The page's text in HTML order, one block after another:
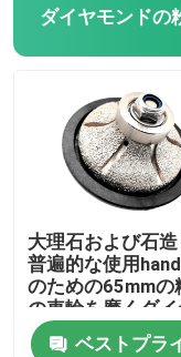
ダイヤモンドの
大理石および石
普遍的な使用
のための65mmの
の車輪を磨くダイ
ンド
ベストプラ